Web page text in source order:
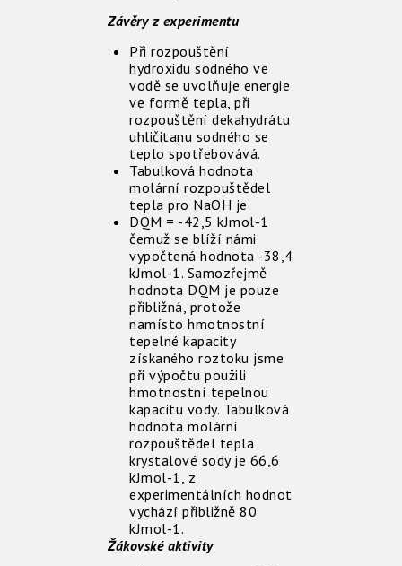
Závěry z experimentu
Při rozpouštění
hydroxidu sodného ve
vodě se uvolňuje energie
ve formě tepla, při
rozpouštění dekahydrátu
uhličitanu sodného se
teplo spotřebovává.
Tabulková hodnota
molární rozpouštědel
tepla pro NaOH je
DQM = -42,5 kJmol-1
čemuž se blíží námi
vypočtená hodnota -38,4
kJmol-1. Samozřejmě
hodnota DQM je pouze
přibližná, protože
namísto hmotnostní
tepelné kapacity
získaného roztoku jsme
při výpočtu použili
hmotnostní tepelnou
kapacitu vody. Tabulková
hodnota molární
rozpouštědel tepla
krystalové sody je 66,6
kJmol-1, z
experimentálních hodnot
vychází přibližně 80
kJmol-1.
Žákovské aktivity